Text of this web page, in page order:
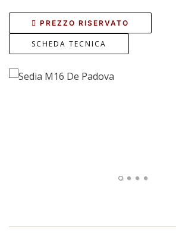
PREZZO RISERVATO
SCHEDA TECNICA